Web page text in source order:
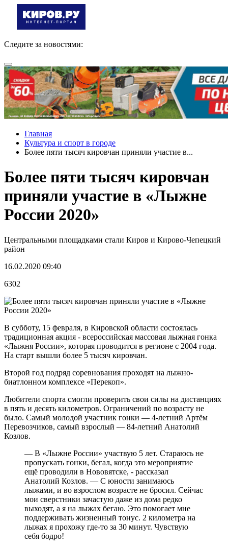
Следите за новостями:
Главная
Культура и спорт в городе
Более пяти тысяч кировчан приняли участие в...
Более пяти тысяч кировчан
приняли участие в «Лыжне
России 2020»
Центральными площадками стали Киров и Кирово-Чепецкий
район
16.02.2020 09:40
6302
В субботу, 15 февраля, в Кировской области состоялась
традиционная акция - всероссийская массовая лыжная гонка
«Лыжня России», которая проводится в регионе с 2004 года.
На старт вышли более 5 тысяч кировчан.
Второй год подряд соревнования проходят на лыжно-
биатлонном комплексе «Перекоп».
Любители спорта смогли проверить свои силы на дистанциях
в пять и десять километров. Ограничений по возрасту не
было. Самый молодой участник гонки — 4-летний Артём
Перевозчиков, самый взрослый — 84-летний Анатолий
Козлов.
— В «Лыжне России» участвую 5 лет. Стараюсь не
пропускать гонки, бегал, когда это мероприятие
ещё проводили в Нововятске, - рассказал
Анатолий Козлов. — С юности занимаюсь
лыжами, и во взрослом возрасте не бросил. Сейчас
мои сверстники зачастую даже из дома редко
выходят, а я на лыжах бегаю. Это помогает мне
поддерживать жизненный тонус. 2 километра на
лыжах я прохожу где-то за 30 минут. Чувствую
себя бодро!